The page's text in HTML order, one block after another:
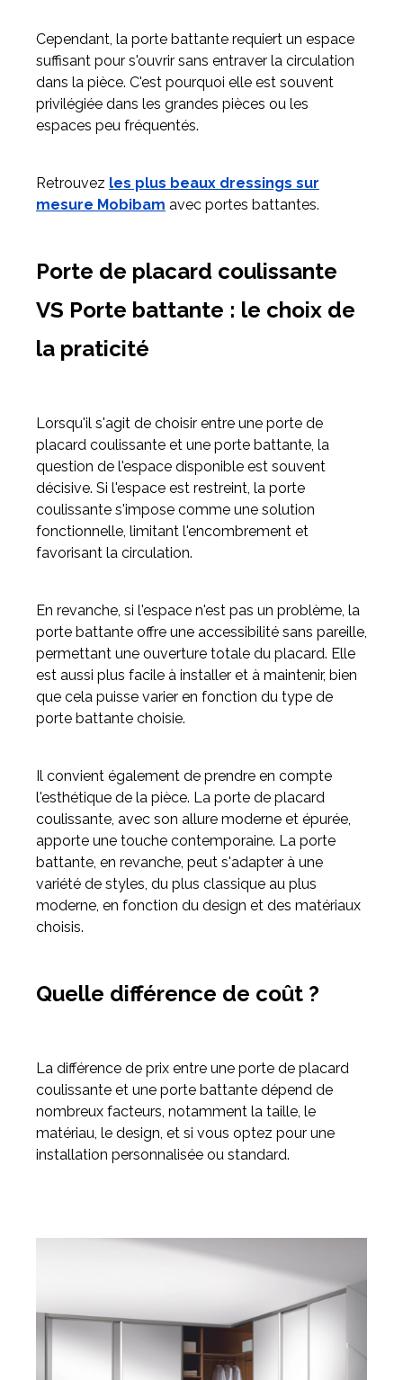
Cependant, la porte battante requiert un espace
suffisant pour s'ouvrir sans entraver la circulation
dans la pièce. C'est pourquoi elle est souvent
privilégiée dans les grandes pièces ou les
espaces peu fréquentés.
Retrouvez les plus beaux dressings sur
mesure Mobibam avec portes battantes.
Porte de placard coulissante
VS Porte battante : le choix de
la praticité
Lorsqu'il s'agit de choisir entre une porte de
placard coulissante et une porte battante, la
question de l'espace disponible est souvent
décisive. Si l'espace est restreint, la porte
coulissante s'impose comme une solution
fonctionnelle, limitant l'encombrement et
favorisant la circulation.
En revanche, si l'espace n'est pas un problème, la
porte battante offre une accessibilité sans pareille,
permettant une ouverture totale du placard. Elle
est aussi plus facile à installer et à maintenir, bien
que cela puisse varier en fonction du type de
porte battante choisie.
Il convient également de prendre en compte
l'esthétique de la pièce. La porte de placard
coulissante, avec son allure moderne et épurée,
apporte une touche contemporaine. La porte
battante, en revanche, peut s'adapter à une
variété de styles, du plus classique au plus
moderne, en fonction du design et des matériaux
choisis.
Quelle différence de coût ?
La différence de prix entre une porte de placard
coulissante et une porte battante dépend de
nombreux facteurs, notamment la taille, le
matériau, le design, et si vous optez pour une
installation personnalisée ou standard.